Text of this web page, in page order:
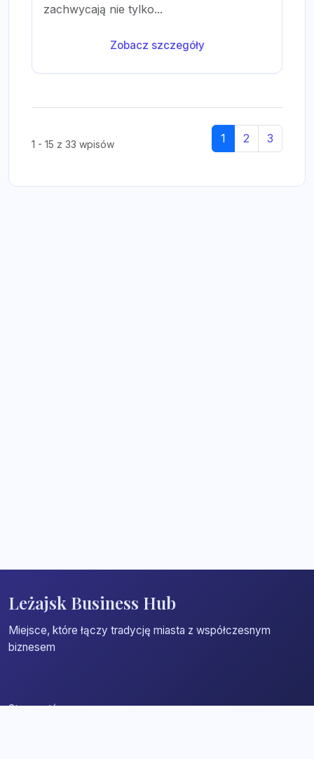
zachwycają nie tylko...
Zobacz szczegóły
1 - 15 z 33 wpisów 1 2 3
Leżajsk Business Hub
Miejsce, które łączy tradycję miasta z współczesnym
biznesem
Strona główna